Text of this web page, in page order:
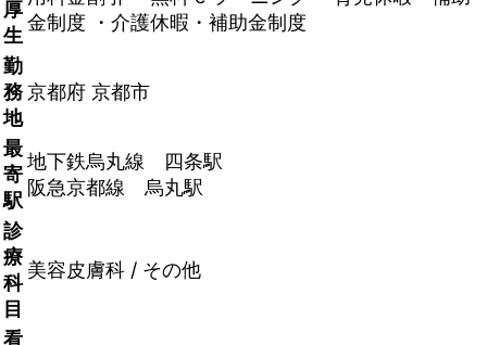
厚
生
金制度 ・介護休暇・補助金制度
勤
務
地
京都府 京都市
最
寄
駅
地下鉄烏丸線 四条駅
阪急京都線 烏丸駅
診
療
科
目
美容皮膚科 / その他
看